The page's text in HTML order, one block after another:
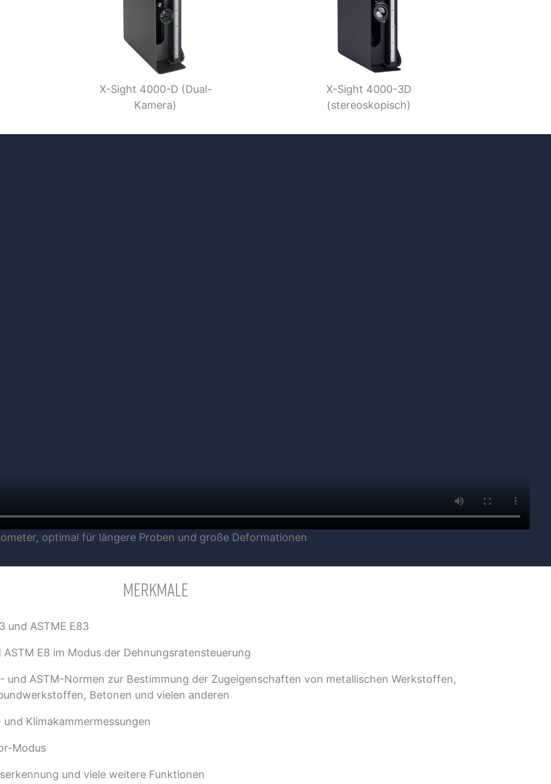
X-Sight 4000-D (Dual-
Kamera)
X-Sight 4000-3D
(stereoskopisch)
optimal für längere Proben und große Deformationen
MERKMALE
und ASTME E83
E8 im Modus der Dehnungsratensteuerung
und ASTM-Normen zur Bestimmung der Zugeigenschaften von metallischen Werkstoffen,
Betonen und vielen anderen
Klimakammermessungen
Modus
und viele weitere Funktionen